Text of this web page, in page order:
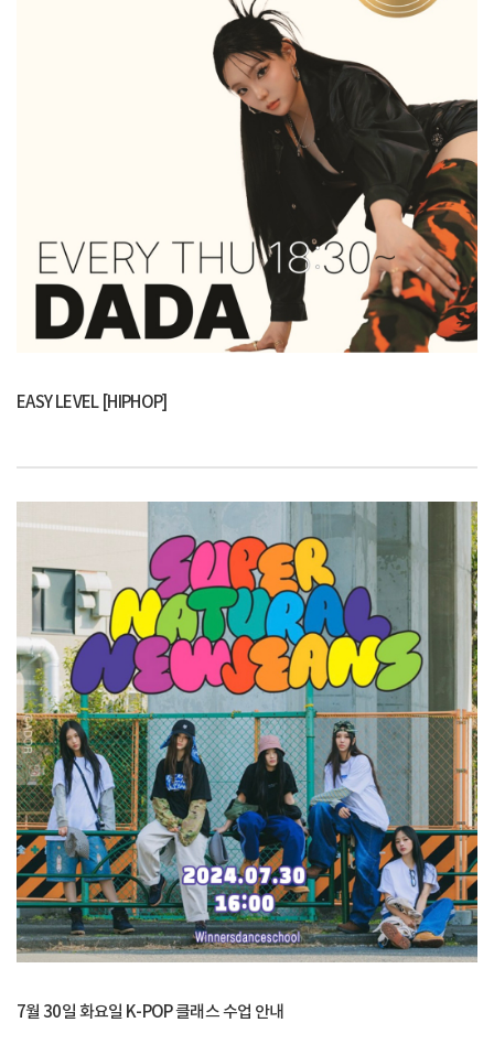
EASY LEVEL [HIPHOP]
7월 30일 화요일 K-POP 클래스 수업 안내